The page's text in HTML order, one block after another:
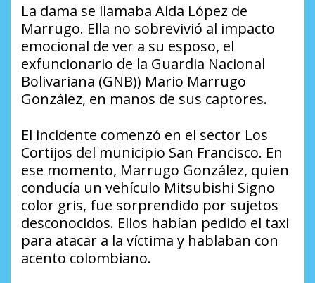
La dama se llamaba Aida López de
Marrugo. Ella no sobrevivió al impacto
emocional de ver a su esposo, el
exfuncionario de la Guardia Nacional
Bolivariana (GNB)) Mario Marrugo
González, en manos de sus captores.
El incidente comenzó en el sector Los
Cortijos del municipio San Francisco. En
ese momento, Marrugo González, quien
conducía un vehículo Mitsubishi Signo
color gris, fue sorprendido por sujetos
desconocidos. Ellos habían pedido el taxi
para atacar a la víctima y hablaban con
acento colombiano.